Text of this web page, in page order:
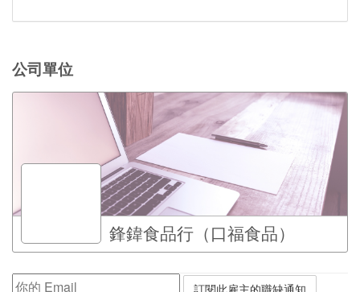
公司單位
鋒鍏食品行（口福食品）